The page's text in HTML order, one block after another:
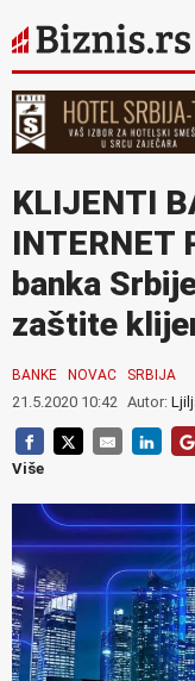
KLIJENTI
INTERNET
banka
zaštite
BANKE NOVAC SRBIJA
21.5.2020 10:42 Autor:
Više